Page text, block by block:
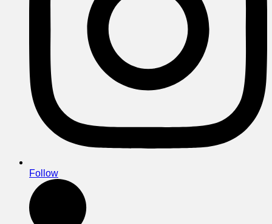
Follow